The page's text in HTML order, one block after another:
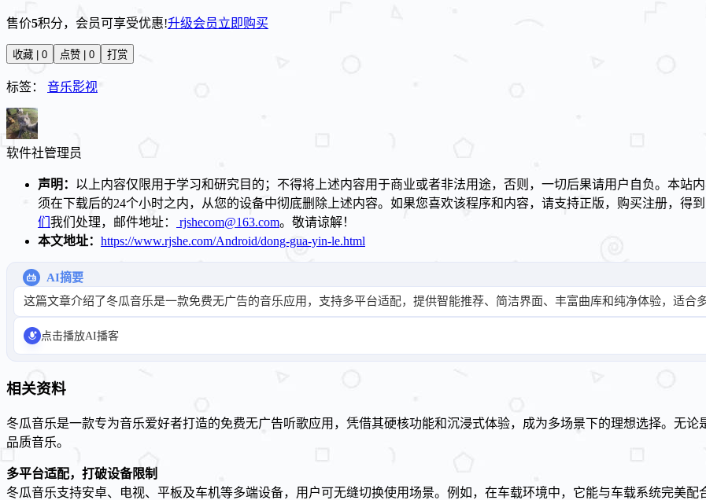
售价5积分，会员可享受优惠!升级会员立即购买
收藏 | 0 点赞 | 0 打赏
标签： 音乐影视
软件社管理员
声明： 以上内容仅限用于学习和研究目的；不得将上述内容用于商业或者非法用途，否则，一切后果请用户自负。本站
须在下载后的24个小时之内，从您的设备中彻底删除上述内容。如果您喜欢该程序和内容，请支持正版，购买注册，得
们 我们处理，邮件地址： rjshecom@163.com。敬请谅解！
本文地址： https://www.rjshe.com/Android/dong-gua-yin-le.html
AI摘要
这篇文章介绍了冬瓜音乐是一款免费无广告的音乐应用，支持多平台适配，提供智能推荐、简洁界面、丰富曲库和纯净体验，适合
点击播放AI播客
相关资料
冬瓜音乐是一款专为音乐爱好者打造的免费无广告听歌应用，凭借其硬核功能和沉浸式体验，成为多场景下的理想选择。无
品质音乐。
多平台适配，打破设备限制
冬瓜音乐支持安卓、电视、平板及车机等多端设备，用户可无缝切换使用场景。例如，在车载环境中，它能与车载系统完美